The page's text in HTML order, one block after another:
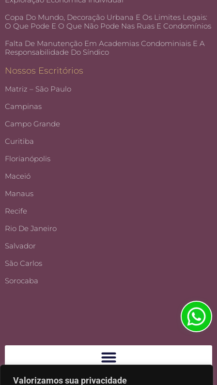
Valorizamos sua privacidade
Copa Do Mundo, Decoração Urbana E Os Limites Legais:
O Que Pode E O Que Não Pode Nas Ruas E Condomínios
Falta De Manutenção Em Academias Condominiais E A
Responsabilidade Do Síndico
Nossos Escritórios
Matriz – São Paulo
Campinas
Campo Grande
Curitiba
Florianópolis
Maceió
Manaus
Recife
Rio De Janeiro
Salvador
São Carlos
Sorocaba